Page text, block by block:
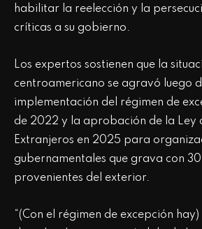
habilitar la reelección y la
críticas a su gobierno.
Los expertos sostienen que la
centroamericano se agravó luego
implementación del régimen de
de 2022 y la aprobación de la Ley
Extranjeros en 2025 para
gubernamentales que grava con
provenientes del exterior.
“(Con el régimen de excepción